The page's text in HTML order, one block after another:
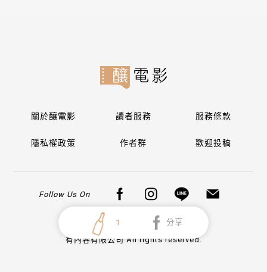
1 分享
關於釀電影 讀者服務 服務條款
隱私權政策 作者群 歡迎投稿
Follow Us On
Copyright © 2026
有內容有限公司 All rights reserved.